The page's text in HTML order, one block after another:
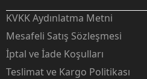
KVKK Aydınlatma Metni
Mesafeli Satış Sözleşmesi
İptal ve İade Koşulları
Teslimat ve Kargo Politikası